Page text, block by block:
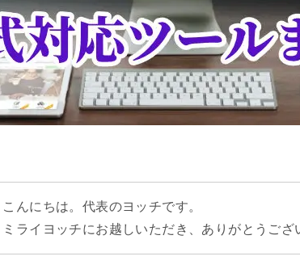
こんにちは。代表のヨッチです。
ミライヨッチにお越しいただき、ありがとうござ